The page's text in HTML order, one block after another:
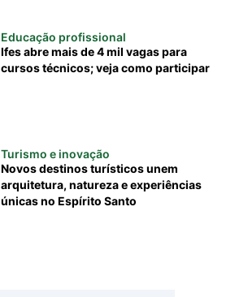
Educação profissional
Ifes abre mais de 4 mil vagas para
cursos técnicos; veja como participar
Turismo e inovação
Novos destinos turísticos unem
arquitetura, natureza e experiências
únicas no Espírito Santo